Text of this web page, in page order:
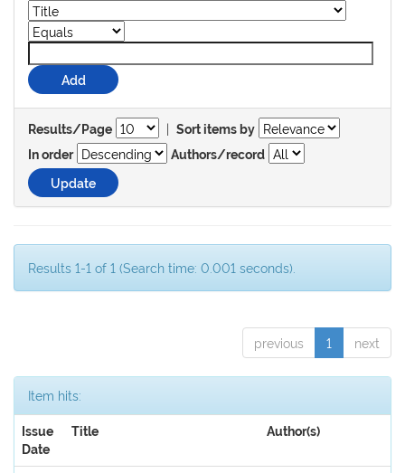
Results/Page | Sort items by
In order
Authors/record
Results 1-1 of 1 (Search time: 0.001 seconds).
previous 1 next
Item hits:
Issue
Date
Title Author(s)